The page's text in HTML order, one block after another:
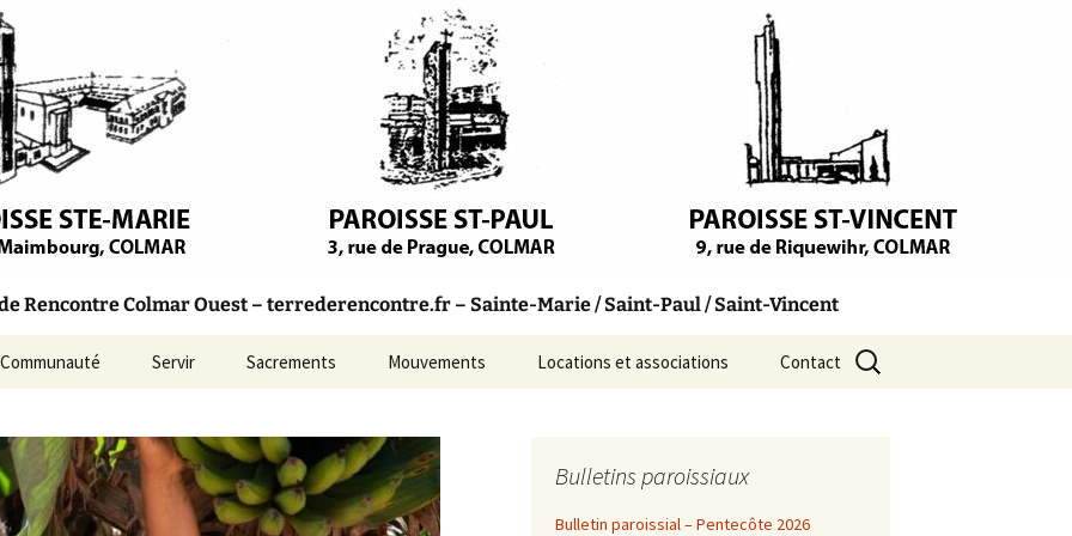
– Colmar
Rencontre Colmar Ouest – terrederencontre.fr – Sainte-Marie / Saint-Paul / Saint-Vincent
Communauté
Conseil Pastoral
L’Équipe d’Animation
Servir Sacrements Mouvements Locations et associations Contact
Rechercher :
Bulletins paroissiaux
Bulletin paroissial – Pentecôte 2026